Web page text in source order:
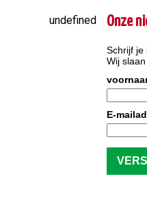
undefined Onze
Schrijf je
Wij
E-